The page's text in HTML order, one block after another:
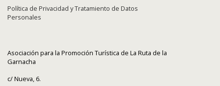
Política de Privacidad y Tratamiento de Datos
Personales
Asociación para la Promoción Turística de La Ruta de la
Garnacha
c/ Nueva, 6.